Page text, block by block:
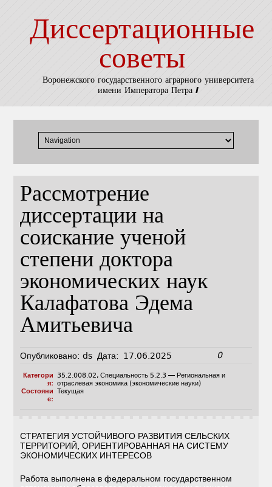
Диссертационные
советы
Воронежского государственного аграрного университета
имени Императора Петра I
Рассмотрение
диссертации на
соискание ученой
степени доктора
экономических наук
Калафатова Эдема
Амитьевича
Опубликовано: ds Дата: 17.06.2025 0
Категори
я:
35.2.008.02, Специальность 5.2.3 — Региональная и
отраслевая экономика (экономические науки)
Состояни
е:
Текущая
СТРАТЕГИЯ УСТОЙЧИВОГО РАЗВИТИЯ СЕЛЬСКИХ
ТЕРРИТОРИЙ, ОРИЕНТИРОВАННАЯ НА СИСТЕМУ
ЭКОНОМИЧЕСКИХ ИНТЕРЕСОВ
Работа выполнена в федеральном государственном